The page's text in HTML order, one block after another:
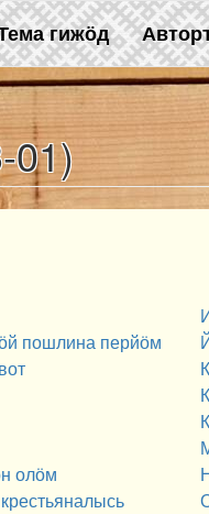
гижӧд
01)
пошлина перйӧм
олӧм